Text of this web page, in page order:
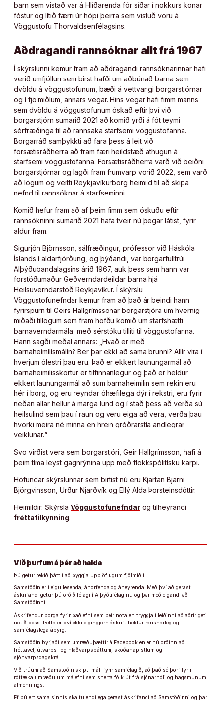
barn sem vistað var á Hlíðarenda fór síðar í nokkurs konar
fóstur og lítið færri úr hópi þeirra sem vistuð voru á
Vöggustofu Thorvaldsenfélagsins.
Aðdragandi rannsóknar allt frá 1967
Í skýrslunni kemur fram að aðdragandi rannsóknarinnar hafi
verið umfjöllun sem birst hafði um aðbúnað barna sem
dvöldu á vöggustofunum, bæði á vettvangi borgarstjórnar
og í fjölmiðlum, annars vegar. Hins vegar hafi fimm manns
sem dvöldu á vöggustofunum óskað eftir því við
borgarstjórn sumarið 2021 að komið yrði á fót teymi
sérfræðinga til að rannsaka starfsemi vöggustofanna.
Borgarráð samþykkti að fara þess á leit við
forsætisráðherra að fram færi heildstæð athugun á
starfsemi vöggustofanna. Forsætisráðherra varð við beiðni
borgarstjórnar og lagði fram frumvarp vorið 2022, sem varð
að lögum og veitti Reykjavíkurborg heimild til að skipa
nefnd til rannsóknar á starfseminni.
Komið hefur fram að af þeim fimm sem óskuðu eftir
rannsókninni sumarið 2021 hafa tveir nú þegar látist, fyrir
aldur fram.
Sigurjón Björnsson, sálfræðingur, prófessor við Háskóla
Íslands í aldarfjórðung, og þýðandi, var borgarfulltrúi
Alþýðubandalagsins árið 1967, auk þess sem hann var
forstöðumaður Geðverndardeildar barna hjá
Heilsuverndarstöð Reykjavíkur. Í skýrslu
Vöggustofunefndar kemur fram að það ár beindi hann
fyrirspurn til Geirs Hallgrímssonar borgarstjóra um hvernig
miðaði tillögum sem fram höfðu komið um starfshætti
barnaverndarmála, með sérstöku tilliti til vöggustofanna.
Hann sagði meðal annars: „Hvað er með
barnaheimilismálin? Ber þar ekki að sama brunni? Allir vita í
hverjum ólestri þau eru. Það er ekkert launungarmál að
barnaheimilisskortur er tilfinnanlegur og það er heldur
ekkert launungarmál að sum barnaheimilin sem rekin eru
hér í borg, og eru reyndar óhæfilega dýr í rekstri, eru fyrir
neðan allar hellur á marga lund og í stað þess að verða sú
heilsulind sem þau í raun og veru eiga að vera, verða þau
hvorki meira né minna en hrein gróðrarstía andlegrar
veiklunar.“
Svo virðist vera sem borgarstjóri, Geir Hallgrímsson, hafi á
þeim tíma leyst gagnrýnina upp með flokkspólitísku karpi.
Höfundar skýrslunnar sem birtist nú eru Kjartan Bjarni
Björgvinsson, Urður Njarðvík og Ellý Alda Þorsteinsdóttir.
Heimildir: Skýrsla Vöggustofunefndar og tilheyrandi
fréttatilkynning.
Við þurfum á þér að halda
Þú getur tekið þátt í að byggja upp öflugum fjölmiðli.
Samstöðin er í eigu lesenda, áhorfenda og áheyrenda. Með því að gerast
áskrifandi getur þú orðið félagi í Alþýðufélaginu og þar með eigandi að
Samstöðinni.
Áskrifendur borga fyrir það efni sem þeir nota en tryggja í leiðinni að aðrir geti
notið þess. Þetta er því ekki eigingjörn áskrift heldur rausnarleg og
samfélagslega ábyrg.
Samstöðin byrjaði sem umræðuþættir á Facebook en er nú orðinn að
fréttavef, útvarps- og hlaðvarpsþáttum, skoðanapistlum og
sjónvarpsdagskrá.
Við trúum að Samstöðin skipti máli fyrir samfélagið, að það sé þörf fyrir
róttæka umræðu um málefni sem snerta fólk út frá sjónarhóli og hagsmunum
almennings.
Ef þú ert sama sinnis skaltu endilega gerast áskrifandi að Samstöðinni og þar